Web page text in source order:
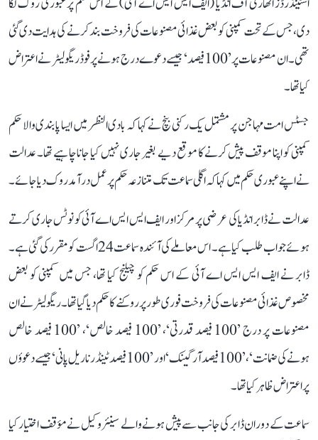
دی، جس کے تحت کمپنی کو بعض غذائی مصنوعات کی فروخت بند کرنے کی ہدایت دی گئی
تھی۔ ان مصنوعات پر ’100 فیصد‘ جیسے دعوے درج ہونے پر فوڈ ریگولیٹر نے اعتراض
کیا تھا۔
جسٹس امت مہاجن پر مشتمل یک رکنی بنچ نے کہا کہ بادی النظر میں ایسا پابندی والا حکم
کمپنی کو اپنا موقف پیش کرنے کا موقع دیے بغیر جاری نہیں کیا جانا چاہیے تھا۔ عدالت
نے اپنے عبوری حکم میں کہا کہ اگلی سماعت تک متنازعہ حکم پر عمل درآمد روک دیا جائے۔
عدالت نے ڈابر انڈیا کی عرضی پر مرکز اور ایف ایس ایس اے آئی کو نوٹس جاری کرتے
ہوئے جواب طلب کیا ہے۔ اس معاملے کی آئندہ سماعت 24 اگست کو مقرر کی گئی ہے۔
ڈابر نے ایف ایس ایس اے آئی کے اس حکم کو چیلنج کیا تھا، جس میں کمپنی کو بعض
مخصوص غذائی مصنوعات کی فروخت فوری طور پر روکنے کا حکم دیا گیا تھا۔ ریگولیٹر نے ان
مصنوعات پر درج ’100 فیصد قدرتی‘، ’100 فیصد خالص‘، ’100 فیصد خالص
ہونے کی ضمانت‘، ’100 فیصد آرگینک‘ اور ’100 فیصد ٹینڈر ناریل پانی‘ جیسے دعوؤں
پر اعتراض ظاہر کیا تھا۔
سماعت کے دوران ڈابر کی جانب سے پیش ہونے والے سینئر وکیل نے مؤقف اختیار کیا